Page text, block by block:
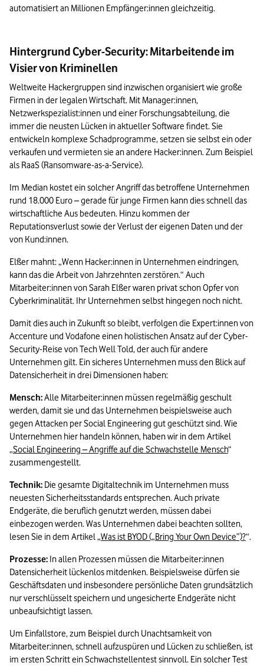
automatisiert an Millionen Empfänger:innen gleichzeitig.
Hintergrund Cyber-Security: Mitarbeitende im
Visier von Kriminellen
Weltweite Hackergruppen sind inzwischen organisiert wie große
Firmen in der legalen Wirtschaft. Mit Manager:innen,
Netzwerkspezialist:innen und einer Forschungsabteilung, die
immer die neusten Lücken in aktueller Software findet. Sie
entwickeln komplexe Schadprogramme, setzen sie selbst ein oder
verkaufen und vermieten sie an andere Hacker:innen. Zum Beispiel
als RaaS (Ransomware-as-a-Service).
Im Median kostet ein solcher Angriff das betroffene Unternehmen
rund 18.000 Euro – gerade für junge Firmen kann dies schnell das
wirtschaftliche Aus bedeuten. Hinzu kommen der
Reputationsverlust sowie der Verlust der eigenen Daten und der
von Kund:innen.
Elßer mahnt: „Wenn Hacker:innen in Unternehmen eindringen,
kann das die Arbeit von Jahrzehnten zerstören.“ Auch
Mitarbeiter:innen von Sarah Elßer waren privat schon Opfer von
Cyberkriminalität. Ihr Unternehmen selbst hingegen noch nicht.
Damit dies auch in Zukunft so bleibt, verfolgen die Expert:innen von
Accenture und Vodafone einen holistischen Ansatz auf der Cyber-
Security-Reise von Tech Well Told, der auch für andere
Unternehmen gilt. Ein sicheres Unternehmen muss den Blick auf
Datensicherheit in drei Dimensionen haben:
Mensch: Alle Mitarbeiter:innen müssen regelmäßig geschult
werden, damit sie und das Unternehmen beispielsweise auch
gegen Attacken per Social Engineering gut geschützt sind. Wie
Unternehmen hier handeln können, haben wir in dem Artikel
„Social Engineering – Angriffe auf die Schwachstelle Mensch“
zusammengestellt.
Technik: Die gesamte Digitaltechnik im Unternehmen muss
neuesten Sicherheitsstandards entsprechen. Auch private
Endgeräte, die beruflich genutzt werden, müssen dabei
einbezogen werden. Was Unternehmen dabei beachten sollten,
lesen Sie in dem Artikel „Was ist BYOD („Bring Your Own Device”)?“.
Prozesse: In allen Prozessen müssen die Mitarbeiter:innen
Datensicherheit lückenlos mitdenken. Beispielsweise dürfen sie
Geschäftsdaten und insbesondere persönliche Daten grundsätzlich
nur verschlüsselt speichern und ungesicherte Endgeräte nicht
unbeaufsichtigt lassen.
Um Einfallstore, zum Beispiel durch Unachtsamkeit von
Mitarbeiter:innen, schnell aufzuspüren und Lücken zu schließen, ist
im ersten Schritt ein Schwachstellentest sinnvoll. Ein solcher Test